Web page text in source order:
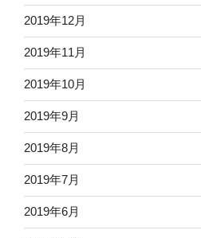
2019年12月
2019年11月
2019年10月
2019年9月
2019年8月
2019年7月
2019年6月